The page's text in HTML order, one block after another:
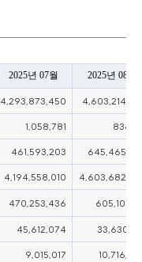
2025년 07월 2025년 08월
4,293,873,450
1,058,781
461,593,203
4,194,558,010
470,253,436
45,612,074
9,015,017